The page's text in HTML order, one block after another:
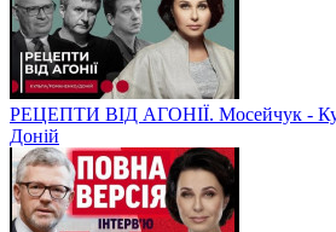
РЕЦЕПТИ ВІД АГОНІЇ. Мосейчук -
Доній